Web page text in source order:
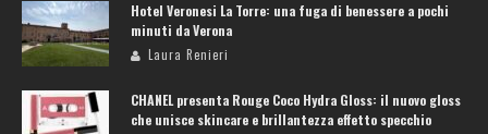
Hotel Veronesi La Torre: una fuga di benessere a pochi
minuti da Verona
Laura Renieri
CHANEL presenta Rouge Coco Hydra Gloss: il nuovo gloss
che unisce skincare e brillantezza effetto specchio